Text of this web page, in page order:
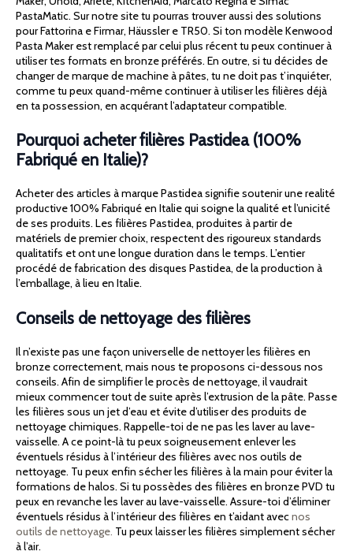
PastaMatic. Sur notre site tu pourras trouver aussi des solutions
pour Fattorina e Firmar, Häussler e TR50. Si ton modèle Kenwood
Pasta Maker est remplacé par celui plus récent tu peux continuer à
utiliser tes formats en bronze préférés. En outre, si tu décides de
changer de marque de machine à pâtes, tu ne doit pas t’inquiéter,
comme tu peux quand-même continuer à utiliser les filières déjà
en ta possession, en acquérant l’adaptateur compatible.
Pourquoi acheter filières Pastidea (100%
Fabriqué en Italie)?
Acheter des articles à marque Pastidea signifie soutenir une realité
productive 100% Fabriqué en Italie qui soigne la qualité et l’unicité
de ses produits. Les filières Pastidea, produites à partir de
matériels de premier choix, respectent des rigoureux standards
qualitatifs et ont une longue duration dans le temps. L’entier
procédé de fabrication des disques Pastidea, de la production à
l’emballage, à lieu en Italie.
Conseils de nettoyage des filières
Il n’existe pas une façon universelle de nettoyer les filières en
bronze correctement, mais nous te proposons ci-dessous nos
conseils. Afin de simplifier le procès de nettoyage, il vaudrait
mieux commencer tout de suite après l’extrusion de la pâte. Passe
les filières sous un jet d’eau et évite d’utiliser des produits de
nettoyage chimiques. Rappelle-toi de ne pas les laver au lave-
vaisselle. A ce point-là tu peux soigneusement enlever les
éventuels résidus à l’intérieur des filières avec nos outils de
nettoyage. Tu peux enfin sécher les filières à la main pour éviter la
formations de halos. Si tu possèdes des filières en bronze PVD tu
peux en revanche les laver au lave-vaisselle. Assure-toi d’éliminer
éventuels résidus à l’intérieur des filières en t’aidant avecnos
outils de nettoyage. Tu peux laisser les filières simplement sécher
à l’air.